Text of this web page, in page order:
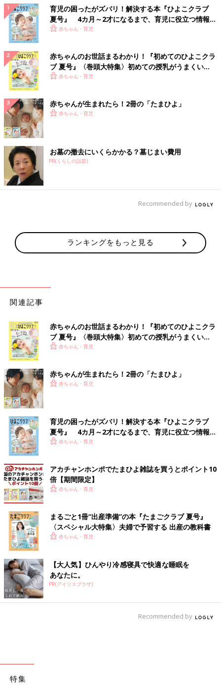
育児の困ったがズバリ！解決する本『ひよこクラブ
夏号』 4カ月～2才になるまで、育児に役立つ情報が
いっぱい！
赤ちゃん・育児
赤ちゃんのお世話まるわかり！『初めてのひよこクラ
ブ 夏号』〈巻頭大特集〉初めての授乳がうまくい
く！ おっぱい・ミルクの基本と夏のトラブル 解決テ
赤ちゃん・育児
赤ちゃんが生まれたら！2冊の「たまひよ」
赤ちゃん・育児
お墓の撤去にいくらかかる？墓じまい費用
PR(くらしの話題)
Recommended by
ランキングをもっと見る
関連記事
赤ちゃんのお世話まるわかり！『初めてのひよこクラ
ブ 夏号』〈巻頭大特集〉初めての授乳がうまくい
く！ おっぱい・ミルクの基本と夏のトラブル 解決テ
赤ちゃん・育児
赤ちゃんが生まれたら！2冊の「たまひよ」
赤ちゃん・育児
育児の困ったがズバリ！解決する本『ひよこクラブ
夏号』 4カ月～2才になるまで、育児に役立つ情報が
いっぱい！
赤ちゃん・育児
アカチャンホンポでたまひよ雑誌を買うとポイント10
倍【期間限定】
赤ちゃん・育児
まるごと1冊“出産準備”の本『たまごクラブ 夏号』
〈スペシャル大特集〉夫婦で予習する 出産の教科書
赤ちゃん・育児
【大人気】ひんやり冷感寝具で快適な睡眠を
あなたに。
PR(アイリスプラザ)
Recommended by
特集